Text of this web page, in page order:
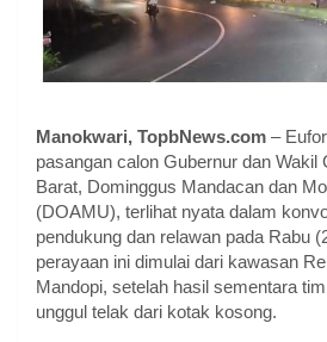
Manokwari, TopbNews.com –
pasangan calon Gubernur dan Wakil
Barat, Dominggus Mandacan dan
(DOAMU), terlihat nyata dalam
pendukung dan relawan pada Rabu
perayaan ini dimulai dari kawasan
Mandopi, setelah hasil sementara
unggul telak dari kotak kosong.